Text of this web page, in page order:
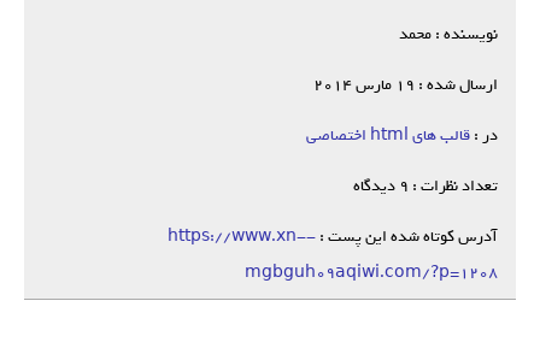
نویسنده : محمد
ارسال شده : 19 مارس 2014
در :قالب های html اختصاصی
تعداد نظرات : 9 دیدگاه
آدرس کوتاه شده این پست :https://www.xn--
mgbguh09aqiwi.com/?p=1208